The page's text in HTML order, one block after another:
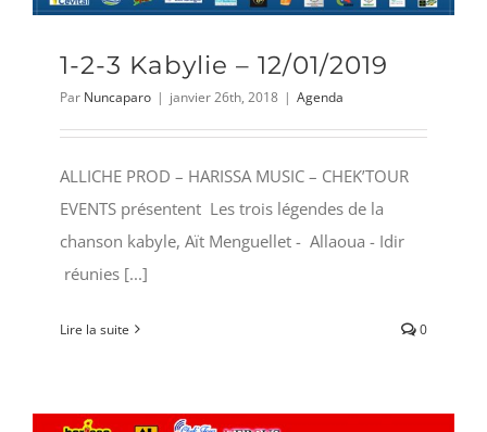
1-2-3 Kabylie – 12/01/2019
Par Nuncaparo | janvier 26th, 2018 | Agenda
ALLICHE PROD – HARISSA MUSIC – CHEK’TOUR
EVENTS présentent Les trois légendes de la
chanson kabyle, Aït Menguellet - Allaoua - Idir
réunies [...]
Lire la suite 0